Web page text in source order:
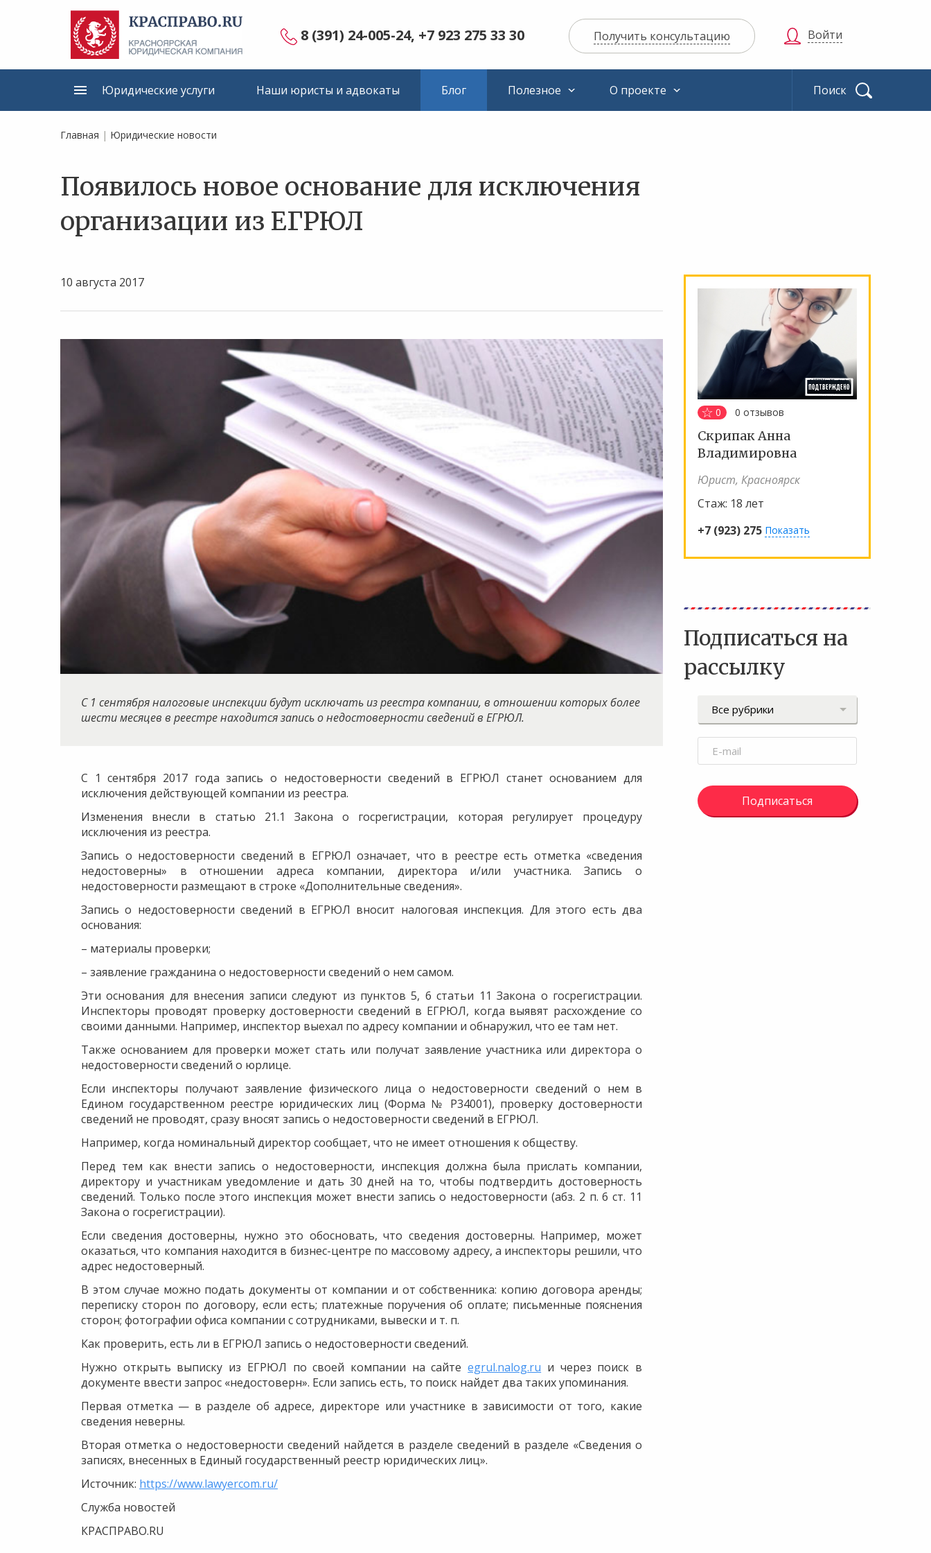
8 (391) 24-005-24, +7 923 275 33 30 Получить консультацию
Юридические услуги Наши юристы и адвокаты Блог Полезное О проекте
Войти
Главная | Юридические новости
Появилось новое основание для исключения
организации из ЕГРЮЛ
10 августа 2017
​С 1 сентября налоговые инспекции будут исключать из реестра компании, в отношении которых более
шести месяцев в реестре находится запись о недостоверности сведений в ЕГРЮЛ.
С 1 сентября 2017 года запись о недостоверности сведений в ЕГРЮЛ станет основанием для
исключения действующей компании из реестра.
Изменения внесли в статью 21.1 Закона о госрегистрации, которая регулирует процедуру
исключения из реестра.
Запись о недостоверности сведений в ЕГРЮЛ означает, что в реестре есть отметка «сведения
недостоверны» в отношении адреса компании, директора и/или участника. Запись о
недостоверности размещают в строке «Дополнительные сведения».
Запись о недостоверности сведений в ЕГРЮЛ вносит налоговая инспекция. Для этого есть два
основания:
– материалы проверки;
– заявление гражданина о недостоверности сведений о нем самом.
Эти основания для внесения записи следуют из пунктов 5, 6 статьи 11 Закона о госрегистрации.
Инспекторы проводят проверку достоверности сведений в ЕГРЮЛ, когда выявят расхождение со
своими данными. Например, инспектор выехал по адресу компании и обнаружил, что ее там нет.
Также основанием для проверки может стать или получат заявление участника или директора о
недостоверности сведений о юрлице.
Если инспекторы получают заявление физического лица о недостоверности сведений о нем в
Едином государственном реестре юридических лиц (Форма № Р34001), проверку достоверности
сведений не проводят, сразу вносят запись о недостоверности сведений в ЕГРЮЛ.
Например, когда номинальный директор сообщает, что не имеет отношения к обществу.
Перед тем как внести запись о недостоверности, инспекция должна была прислать компании,
директору и участникам уведомление и дать 30 дней на то, чтобы подтвердить достоверность
сведений. Только после этого инспекция может внести запись о недостоверности (абз. 2 п. 6 ст. 11
Закона о госрегистрации).
Если сведения достоверны, нужно это обосновать, что сведения достоверны. Например, может
оказаться, что компания находится в бизнес-центре по массовому адресу, а инспекторы решили, что
адрес недостоверный.
В этом случае можно подать документы от компании и от собственника: копию договора аренды;
переписку сторон по договору, если есть; платежные поручения об оплате; письменные пояснения
сторон; фотографии офиса компании с сотрудниками, вывески и т. п.
Как проверить, есть ли в ЕГРЮЛ запись о недостоверности сведений.
Нужно открыть выписку из ЕГРЮЛ по своей компании на сайтеegrul.nalog.ru и через поиск в
документе ввести запрос «недостоверн». Если запись есть, то поиск найдет два таких упоминания.
Первая отметка — в разделе об адресе, директоре или участнике в зависимости от того, какие
сведения неверны.
Вторая отметка о недостоверности сведений найдется в разделе сведений в разделе «Сведения о
записях, внесенных в Единый государственный реестр юридических лиц».
Источник: https://www.lawyercom.ru/
Служба новостей
КРАСПРАВО.RU
0 0 отзывов
Скрипак Анна
Владимировна
Юрист, Красноярск
Стаж: 18 лет
+7 (923) 275 Показать
Подписаться на
рассылку
Подписаться